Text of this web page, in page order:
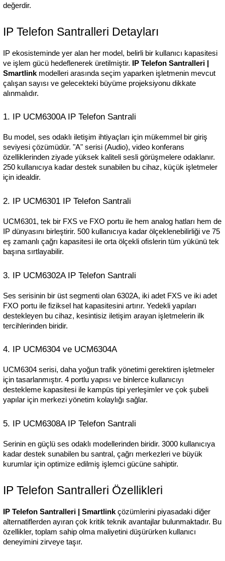
değerdir.
IP Telefon Santralleri Detayları
IP ekosisteminde yer alan her model, belirli bir kullanıcı kapasitesi
ve işlem gücü hedeflenerek üretilmiştir.
IP Telefon Santralleri |
Smartlink modelleri arasında seçim yaparken işletmenin mevcut
çalışan sayısı ve gelecekteki büyüme projeksiyonu dikkate
alınmalıdır.
1. IP UCM6300A IP Telefon Santrali
Bu model, ses odaklı iletişim ihtiyaçları için mükemmel bir giriş
seviyesi çözümüdür. "A" serisi (Audio), video konferans
özelliklerinden ziyade yüksek kaliteli sesli görüşmelere odaklanır.
250 kullanıcıya kadar destek sunabilen bu cihaz, küçük işletmeler
için idealdir.
2. IP UCM6301 IP Telefon Santrali
UCM6301, tek bir FXS ve FXO portu ile hem analog hatları hem de
IP dünyasını birleştirir. 500 kullanıcıya kadar ölçeklenebilirliği ve 75
eş zamanlı çağrı kapasitesi ile orta ölçekli ofislerin tüm yükünü tek
başına sırtlayabilir.
3. IP UCM6302A IP Telefon Santrali
Ses serisinin bir üst segmenti olan 6302A, iki adet FXS ve iki adet
FXO portu ile fiziksel hat kapasitesini artırır. Yedekli yapıları
destekleyen bu cihaz, kesintisiz iletişim arayan işletmelerin ilk
tercihlerinden biridir.
4. IP UCM6304 ve UCM6304A
UCM6304 serisi, daha yoğun trafik yönetimi gerektiren işletmeler
için tasarlanmıştır. 4 portlu yapısı ve binlerce kullanıcıyı
destekleme kapasitesi ile kampüs tipi yerleşimler ve çok şubeli
yapılar için merkezi yönetim kolaylığı sağlar.
5. IP UCM6308A IP Telefon Santrali
Serinin en güçlü ses odaklı modellerinden biridir. 3000 kullanıcıya
kadar destek sunabilen bu santral, çağrı merkezleri ve büyük
kurumlar için optimize edilmiş işlemci gücüne sahiptir.
IP Telefon Santralleri Özellikleri
IP Telefon Santralleri | Smartlink çözümlerini piyasadaki diğer
alternatiflerden ayıran çok kritik teknik avantajlar bulunmaktadır. Bu
özellikler, toplam sahip olma maliyetini düşürürken kullanıcı
deneyimini zirveye taşır.